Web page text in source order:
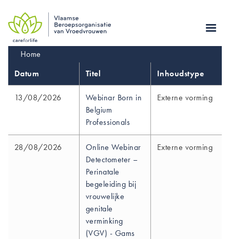
main
navigation
Kruimelpad
Home
Datum
Titel Inhoudstype
13/08/2026
Webinar Born in
Belgium
Professionals
Externe vorming
28/08/2026
Online Webinar
Detectometer –
Perinatale
begeleiding bij
vrouwelijke
genitale
verminking
(VGV) - Gams
Externe vorming